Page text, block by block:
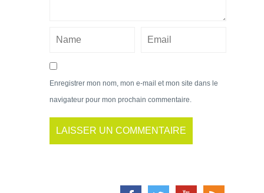
Enregistrer mon nom, mon e-mail et mon site dans le
navigateur pour mon prochain commentaire.